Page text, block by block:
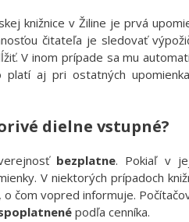
knižnice v Žiline je prvá
čitateľa je sledovať
V inom prípade sa mu
platí aj pri ostatných
dielnevstupné?
bezplatne. Pokiaľ v
V niektorých prípadoch
čom vopred informuje.
podľa cenníka.